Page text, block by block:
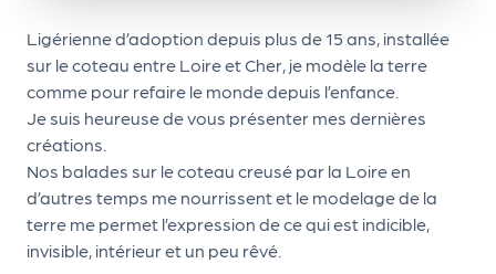
Ligérienne d’adoption depuis plus de 15 ans, installée
sur le coteau entre Loire et Cher, je modèle la terre
comme pour refaire le monde depuis l’enfance.
Je suis heureuse de vous présenter mes dernières
créations.
Nos balades sur le coteau creusé par la Loire en
d’autres temps me nourrissent et le modelage de la
terre me permet l’expression de ce qui est indicible,
invisible, intérieur et un peu rêvé.
Sui
vr
e
le
PR
O